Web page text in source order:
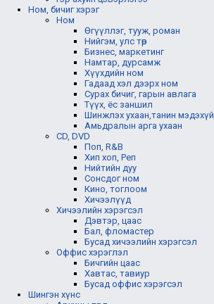
Ном, бичиг хэрэг
Ном
Өгүүллэг, тууж, роман
Нийгэм, улс төр
Бизнес, маркетинг
Намтар, дурсамж
Хүүхдийн ном
Гадаад хэл дээрх ном
Сурах бичиг, гарын авлага
Түүх, ёс заншил
Шинжлэх ухаан,танин мэдэхүй
Амьдралын арга ухаан
CD, DVD
Поп, R&B
Хип хоп, Реп
Нийтийн дуу
Сонсдог ном
Кино, тоглоом
Хичээлүүд
Хичээлийн хэрэгсэл
Дэвтэр, цаас
Бал, фломастер
Бусад хичээлийн хэрэгсэл
Оффис хэрэглэл
Бичгийн цаас
Хавтас, тавиур
Бусад оффис хэрэгсэл
Шингэн хүнс